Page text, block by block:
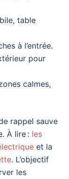
table
à l’entrée.
pour
calmes,
rappel sauve
À lire : les
et la
. L’objectif
les